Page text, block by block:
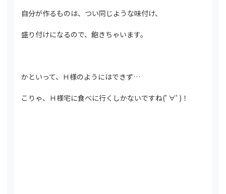
自分が作るものは、つい同じような味付け、
盛り付けになるので、飽きちゃいます。
かといって、Ｈ様のようにはできず…
こりゃ、Ｈ様宅に食べに行くしかないですね(ﾟ∀ﾟ)！